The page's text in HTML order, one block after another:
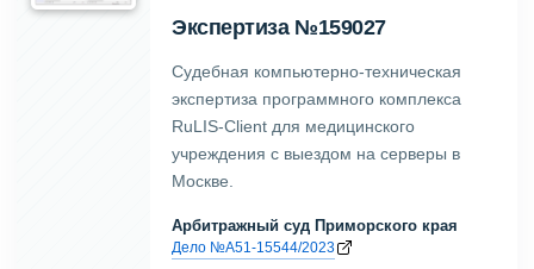
Экспертиза №159027
Судебная компьютерно-техническая
экспертиза программного комплекса
RuLIS-Client для медицинского
учреждения с выездом на серверы в
Москве.
Арбитражный суд Приморского края
Дело №А51-15544/2023